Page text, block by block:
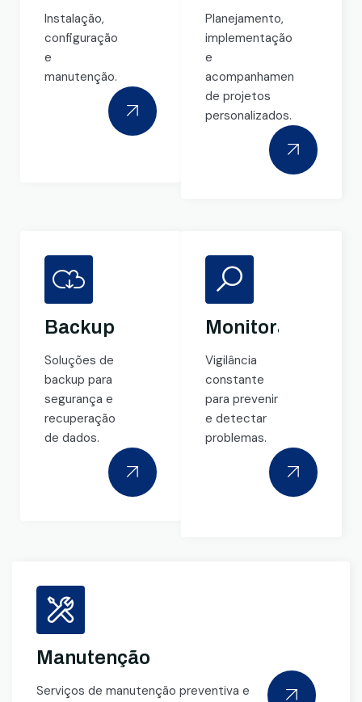
Instalação,
configuração
e
manutenção.
Planejamento,
implementação
e
acompanhamento
de projetos
personalizados.
Backup
Soluções de
backup para
segurança e
recuperação
de dados.
Monitoramento
Vigilância
constante
para prevenir
e detectar
problemas.
Manutenção
Serviços de manutenção preventiva e